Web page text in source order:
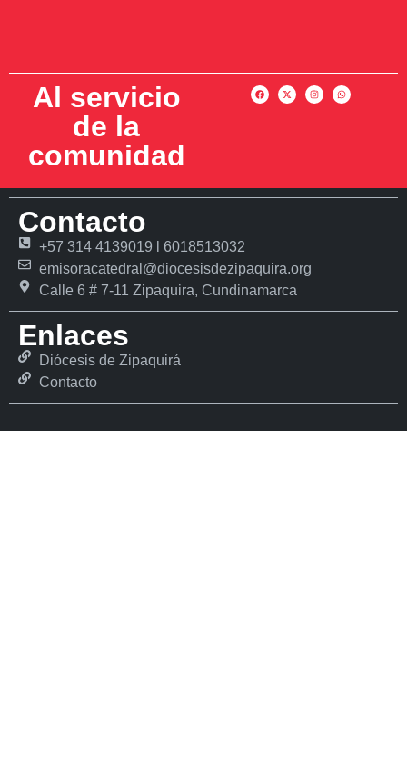
Al servicio
de la
comunidad
Contacto
+57 314 4139019 l 6018513032
emisoracatedral@diocesisdezipaquira.org
Calle 6 # 7-11 Zipaquira, Cundinamarca
Enlaces
Diócesis de Zipaquirá
Contacto